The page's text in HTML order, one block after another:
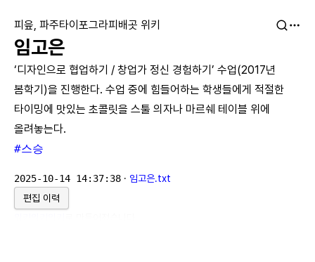
피읖, 파주타이포그라피배곳 위키
임고은
‘디자인으로 협업하기 / 창업가 정신 경험하기’ 수업(2017년
봄학기)을 진행한다. 수업 중에 힘들어하는 학생들에게 적절한
타이밍에 맛있는 초콜릿을 스툴 의자나 마르쉐 테이블 위에
올려놓는다.
#스승
2025-10-14 14:37:38 · 임고은.txt
편집 이력